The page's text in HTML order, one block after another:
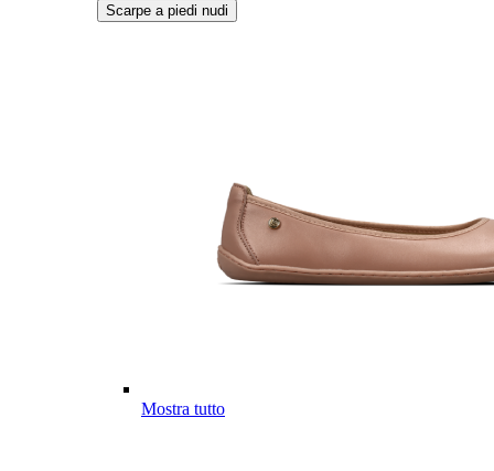
Scarpe a piedi nudi
Mostra tutto